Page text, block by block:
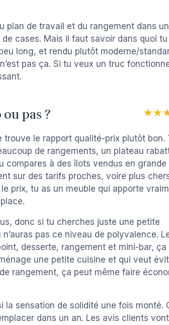
plan de travail et du rangement dans
cases. Mais il faut savoir dans quoi tu
long, et rendu plutôt moderne/
pas ça. Si tu veux un truc
pas ?
trouve le rapport qualité-prix plutôt bon.
de rangements, un plateau
à des îlots vendus en grande
sur des tarifs proches, voire plus
prix, tu as un meuble qui apporte
donc si tu cherches juste une petite
pas ce niveau de polyvalence.
desserte, rangement et mini-bar, ça
une petite cuisine et qui veut
rangement, ça peut même faire
la sensation de solidité une fois monté.
dans un an. Les avis clients